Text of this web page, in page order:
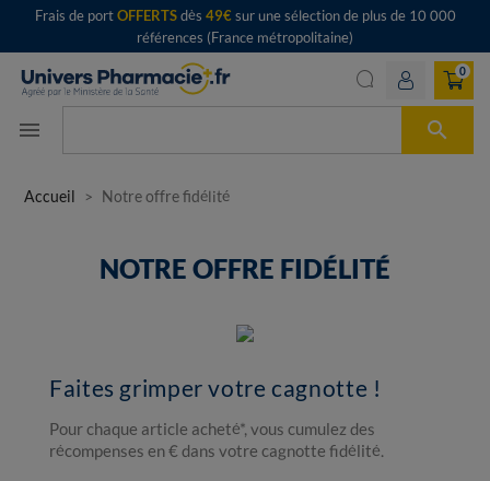
Frais de portOFFERTSdès 49€sur une sélection de plus de 10 000
références (France métropolitaine)
menu 
0
Accueil Notre offre fidélité
NOTRE OFFRE FIDÉLITÉ
Faites grimper votre cagnotte !
Pour chaque article acheté*, vous cumulez des
récompenses en € dans votre cagnotte fidélité.